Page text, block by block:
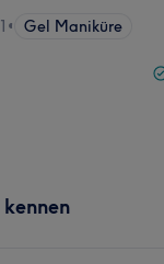
• Gel Maniküre